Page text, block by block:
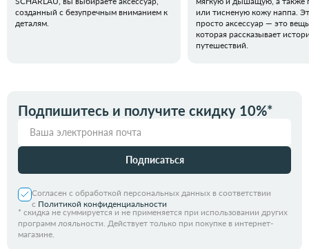
созданный с безупречным вниманием к
деталям.
или тисненую кожу наппа.
просто аксессуар — это
которая рассказывает
путешествий.
Подпишитесь и получите скидку 10%*
Подписаться
Согласен с обработкой персональных данных в соответствии
с Политикой конфиденциальности
* скидка не суммируется и не применяется при использовании других
программ лояльности. Действует только при покупке в интернет-
магазине.